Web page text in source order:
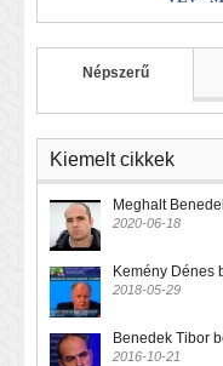
Népszerű
Kiemelt cikkek
Meghalt
2020-06-18
Kemény Dénes
2018-05-29
Benedek Tibor
2016-10-21